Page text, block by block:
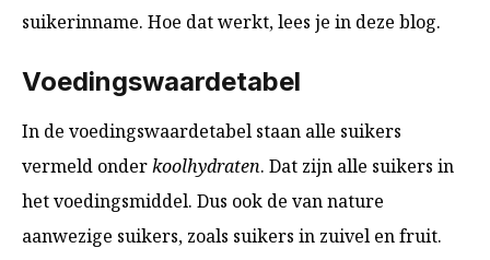
suikerinname. Hoe dat werkt, lees je in deze blog.
Voedingswaardetabel
In de voedingswaardetabel staan alle suikers
vermeld onderkoolhydraten. Dat zijn alle suikers in
het voedingsmiddel. Dus ook de van nature
aanwezige suikers, zoals suikers in zuivel en fruit.